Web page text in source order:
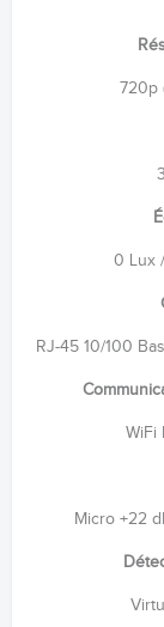
720p
0 Lux
RJ-45 10/100
WiFi
Micro +22